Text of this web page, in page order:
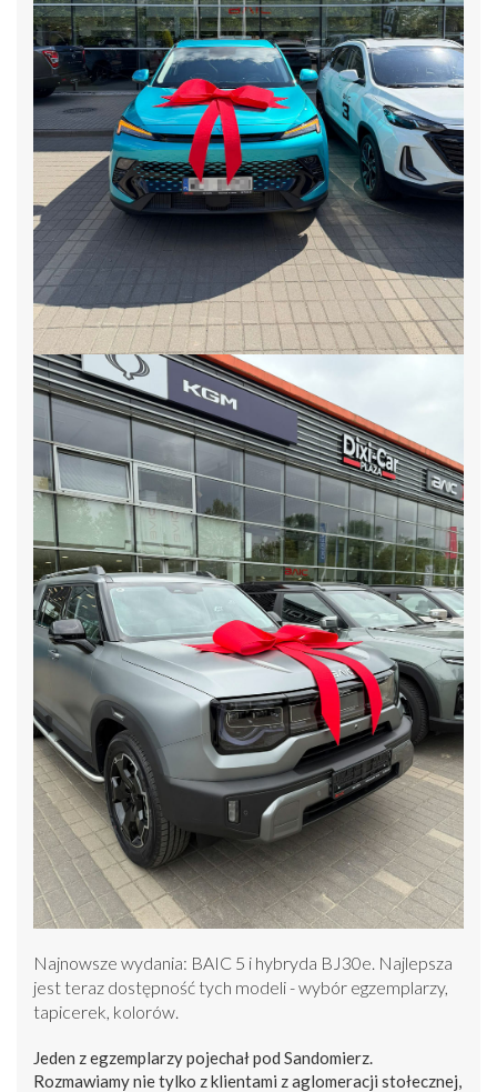
Najnowsze wydania: BAIC 5 i hybryda BJ30e. Najlepsza
jest teraz dostępność tych modeli - wybór egzemplarzy,
tapicerek, kolorów.
Jeden z egzemplarzy pojechał pod Sandomierz.
Rozmawiamy nie tylko z klientami z aglomeracji stołecznej,